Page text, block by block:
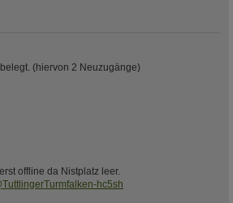
(hiervon 2 Neuzugänge)
offline da Nistplatz leer.
hc5sh